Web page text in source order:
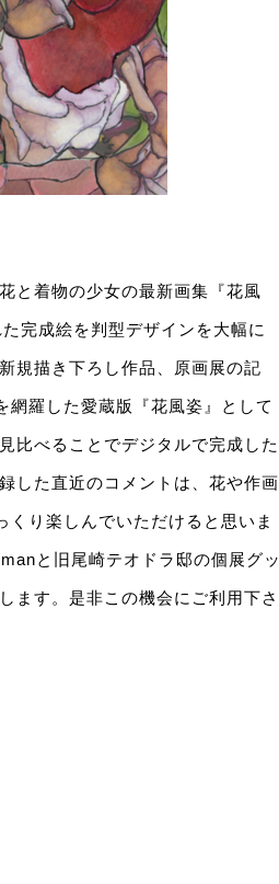
と着物の少女の最新画集『花風
完成絵を判型デザインを大幅に
規描き下ろし作品、原画展の記
羅した愛蔵版『花風姿』として
比べることでデジタルで完成した
した直近のコメントは、花や作画
り楽しんでいただけると思いま
と旧尾崎テオドラ邸の個展グッ
ます。是非この機会にご利用下さ